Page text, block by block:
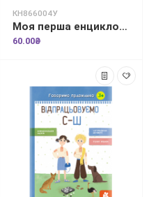
КН866004У
Моя перша енциклопедія. Сучасні девайси
60.00₴